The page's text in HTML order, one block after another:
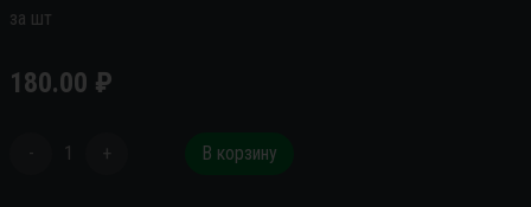
за шт
180.00 ₽
- 1 + В корзину